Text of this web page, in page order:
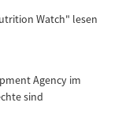
Watch" lesen
Agency im
sind